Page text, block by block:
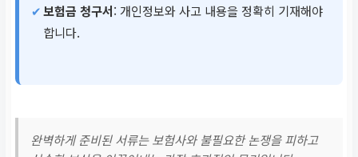
보험금 청구서: 개인정보와 사고 내용을 정확히 기재해야
합니다.
완벽하게 준비된 서류는 보험사와 불필요한 논쟁을 피하고